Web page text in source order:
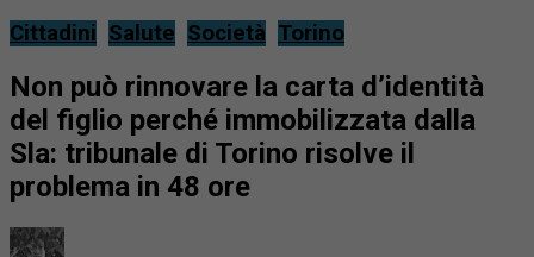
Cittadini Salute Società Torino
Non può rinnovare la carta d’identità
del figlio perché immobilizzata dalla
Sla: tribunale di Torino risolve il
problema in 48 ore